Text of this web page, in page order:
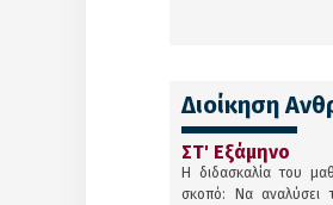
Διοίκηση
ΣΤ' Εξάμηνο
Η διδασκαλία του
σκοπό: Να αναλύσει